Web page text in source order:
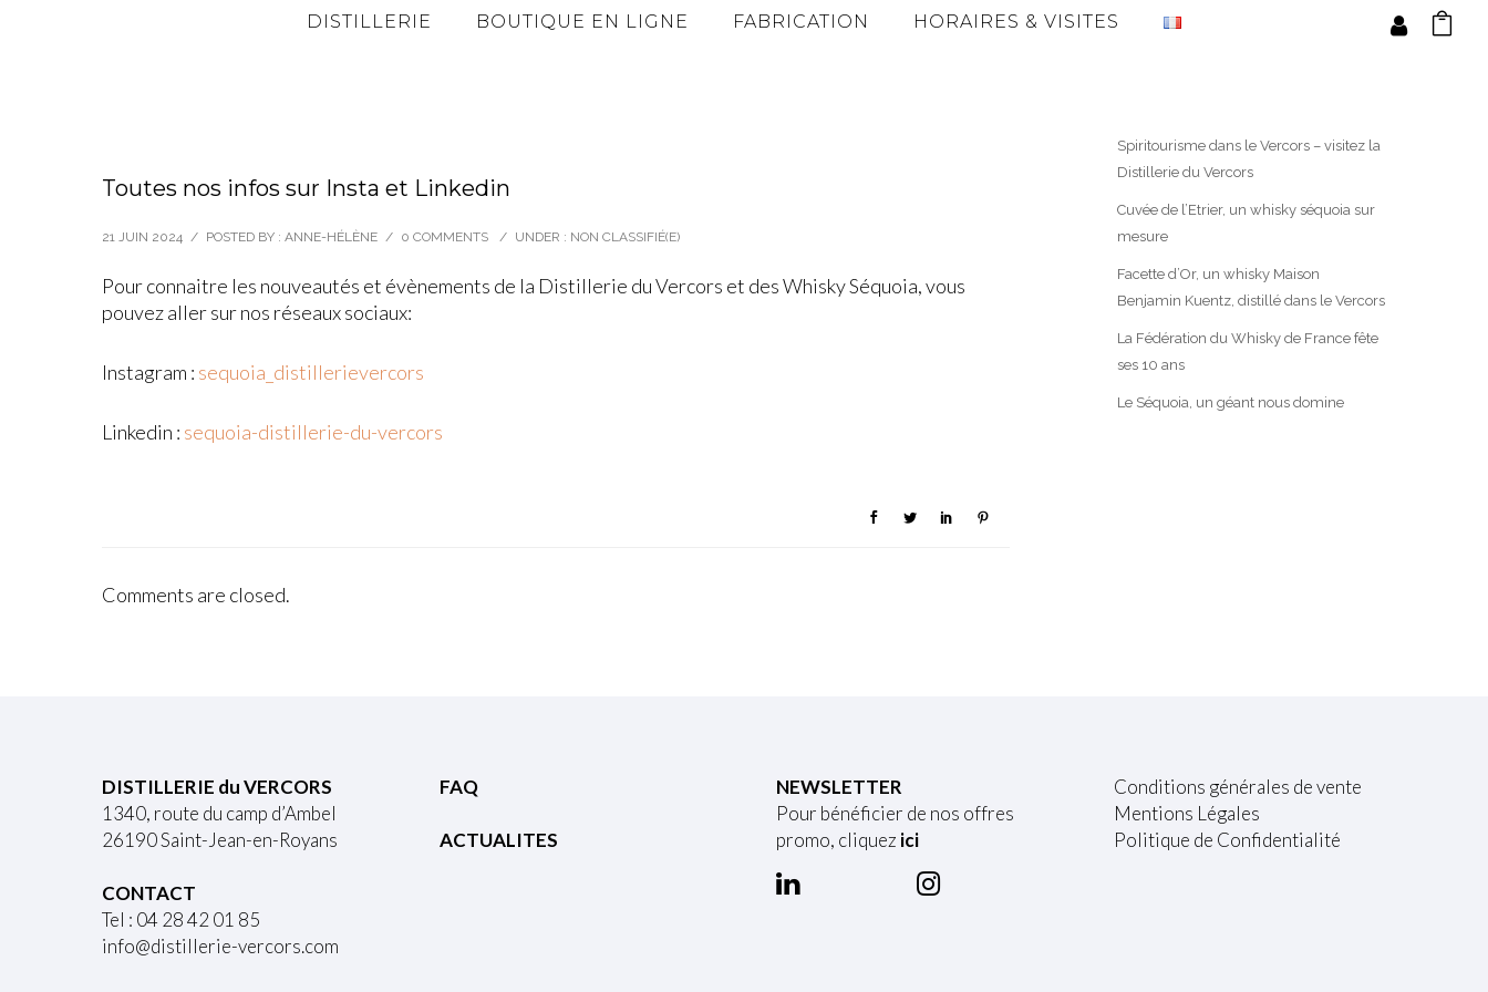
DISTILLERIE BOUTIQUE EN LIGNE FABRICATION HORAIRES & VISITES
Toutes nos infos sur Insta et Linkedin
21 JUIN 2024 / POSTED BY : ANNE-HÉLÈNE / 0 COMMENTS / UNDER : NON CLASSIFIÉ(E)
Pour connaitre les nouveautés et évènements de la Distillerie du Vercors et des Whisky Séquoia, vous
pouvez aller sur nos réseaux sociaux:
Instagram : sequoia_distillerievercors
Linkedin : sequoia-distillerie-du-vercors
Comments are closed.
Spiritourisme dans le Vercors – visitez la
Distillerie du Vercors
Cuvée de l’Etrier, un whisky séquoia sur
mesure
Facette d’Or, un whisky Maison
Benjamin Kuentz, distillé dans le Vercors
La Fédération du Whisky de France fête
ses 10 ans
Le Séquoia, un géant nous domine
DISTILLERIE du VERCORS
1340, route du camp d’Ambel
26190 Saint-Jean-en-Royans
CONTACT
Tel : 04 28 42 01 85
info@distillerie-vercors.com
FAQ
ACTUALITES
NEWSLETTER
Pour bénéficier de nos offres
promo, cliquez ici
Conditions générales de vente
Mentions Légales
Politique de Confidentialité